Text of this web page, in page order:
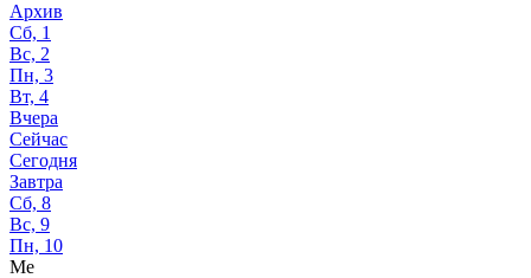
Архив
Сб, 1
Вс, 2
Пн, 3
Вт, 4
Вчера
Сейчас
Сегодня
Завтра
Сб, 8
Вс, 9
Пн, 10
Me